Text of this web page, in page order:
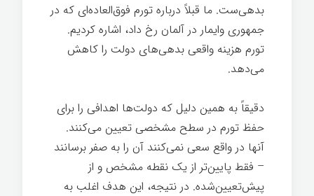
بدهی‌ست. ما قبلاً درباره تورم فوق‌العاده‌ای که در
جمهوری وایمار در آلمان رخ داد، اشاره کردیم.
تورم هزینه واقعی بدهی‌های دولت را کاهش
می‌دهد.
دقیقاً به همین دلیل که دولت‌ها اهدافی را برای
حفظ تورم در سطح مشخصی تعیین می‌کنند.
آنها در واقع سعی نمی‌کنند آن را به صفر برسانند
– فقط پایین‌تر از یک نقطه مشخص و از
پیش‌تعیین‌شده. در نتیجه، این هدف اغلب به